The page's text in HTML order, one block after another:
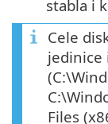
stabla i
Cele
jedinice
Files